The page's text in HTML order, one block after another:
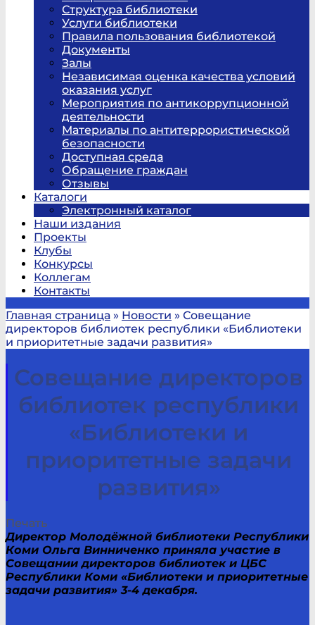
Структура библиотеки
Услуги библиотеки
Правила пользования библиотекой
Документы
Залы
Независимая оценка качества условий
оказания услуг
Мероприятия по антикоррупционной
деятельности
Материалы по антитеррористической
безопасности
Доступная среда
Обращение граждан
Отзывы
Каталоги
Электронный каталог
Наши издания
Проекты
Клубы
Конкурсы
Коллегам
Контакты
Главная страница » Новости » Совещание
директоров библиотек республики «Библиотеки
и приоритетные задачи развития»
Совещание директоров
библиотек республики
«Библиотеки и
приоритетные задачи
развития»
Печать
Директор Молодёжной библиотеки Республики
Коми Ольга Винниченко приняла участие в
Совещании директоров библиотек и ЦБС
Республики Коми «Библиотеки и приоритетные
задачи развития» 3-4 декабря.